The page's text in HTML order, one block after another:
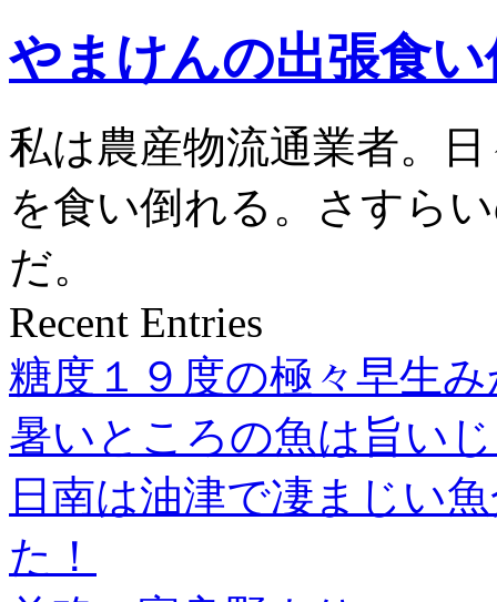
やまけんの出張食
私は農産物流通業者。
を食い倒れる。さすら
だ。
Recent Entries
糖度１９度の極々早生
暑いところの魚は旨い
日南は油津で凄まじい
た！